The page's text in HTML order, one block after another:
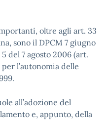
oltre agli art. 33
sono il DPCM 7 giugno
del 7 agosto 2006 (art.
l’autonomia delle
all’adozione del
e, appunto, della